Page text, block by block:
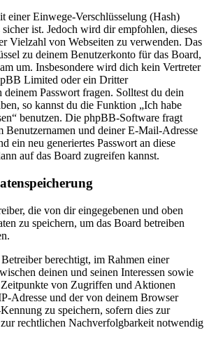
einer Einwege-Verschlüsselung (Hash)
sicher ist. Jedoch wird dir empfohlen, dieses
Vielzahl von Webseiten zu verwenden. Das
zu deinem Benutzerkonto für das Board,
um. Insbesondere wird dich kein Vertreter
Limited oder ein Dritter
deinem Passwort fragen. Solltest du dein
so kannst du die Funktion „Ich habe
benutzen. Die phpBB-Software fragt
Benutzernamen und deiner E-Mail-Adresse
ein neu generiertes Passwort an diese
auf das Board zugreifen kannst.
die von dir eingegebenen und oben
zu speichern, um das Board betreiben
berechtigt, im Rahmen einer
deinen und seinen Interessen sowie
von Zugriffen und Aktionen
Adresse und der von deinem Browser
zu speichern, sofern dies zur
rechtlichen Nachverfolgbarkeit notwendig